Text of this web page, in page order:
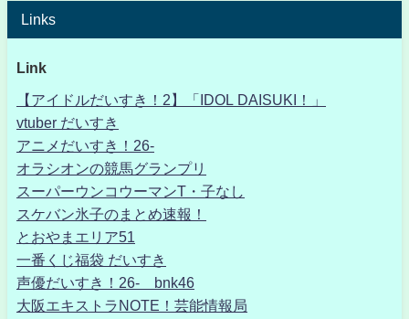
Links
Link
【アイドルだいすき！2】「IDOL DAISUKI！」
vtuber だいすき
アニメだいすき！26-
オラシオンの競馬グランプリ
スーパーウンコウーマンT・子なし
スケバン氷子のまとめ速報！
とおやまエリア51
一番くじ福袋 だいすき
声優だいすき！26- bnk46
大阪エキストラNOTE！芸能情報局